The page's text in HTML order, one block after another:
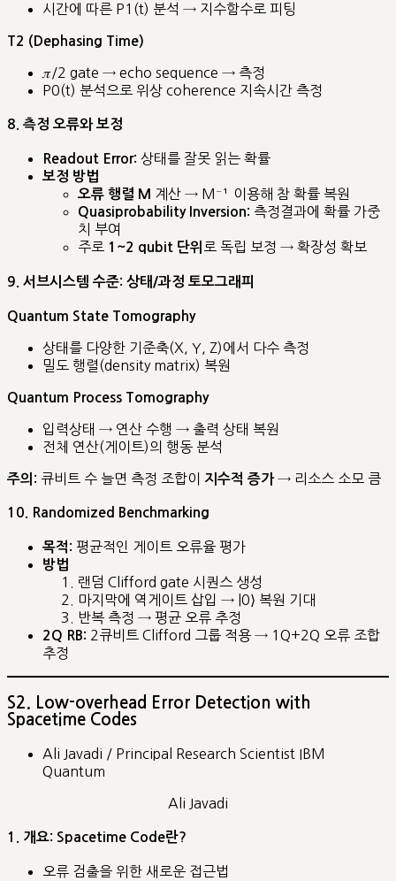
시간에 따른 P1(t) 분석 → 지수함수로 피팅
T2 (Dephasing Time)
𝜋/2 gate → echo sequence → 측정
P0(t) 분석으로 위상 coherence 지속시간 측정
8. 측정 오류와 보정
Readout Error: 상태를 잘못 읽는 확률
보정 방법
오류 행렬 M 계산 → M⁻¹ 이용해 참 확률 복원
Quasiprobability Inversion: 측정결과에 확률 가중
치 부여
주로 1~2 qubit 단위 로 독립 보정 → 확장성 확보
9. 서브시스템 수준: 상태/과정 토모그래피
Quantum State Tomography
상태를 다양한 기준축(X, Y, Z)에서 다수 측정
밀도 행렬(density matrix) 복원
Quantum Process Tomography
입력상태 → 연산 수행 → 출력 상태 복원
전체 연산(게이트)의 행동 분석
주의: 큐비트 수 늘면 측정 조합이 지수적 증가→ 리소스 소모 큼
10. Randomized Benchmarking
목적: 평균적인 게이트 오류율 평가
방법
랜덤 Clifford gate 시퀀스 생성
마지막에 역게이트 삽입 → |0⟩ 복원 기대
반복 측정 → 평균 오류 추정
2Q RB: 2큐비트 Clifford 그룹 적용 → 1Q+2Q 오류 조합
추정
S2. Low-overhead Error Detection with
Spacetime Codes
Ali Javadi / Principal Research Scientist IBM
Quantum
Ali Javadi
1. 개요: Spacetime Code란?
오류 검출을 위한 새로운 접근법